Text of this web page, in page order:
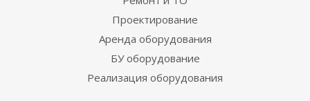
Проектирование
Аренда оборудования
БУ оборудование
Реализация оборудования